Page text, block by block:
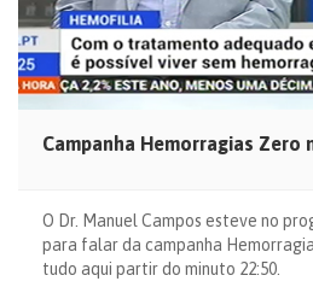
Campanha Hemorragias Zero
O Dr. Manuel Campos esteve no
para falar da campanha
tudo aqui partir do minuto 22:50.